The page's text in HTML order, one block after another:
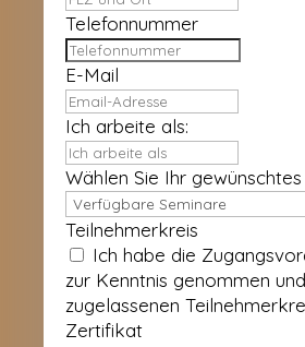
Telefonnummer
E-Mail
Ich arbeite als:
Wählen Sie Ihr
Teilnehmerkreis
Ich habe die
zur Kenntnis genommen
zugelassenen
Zertifikat